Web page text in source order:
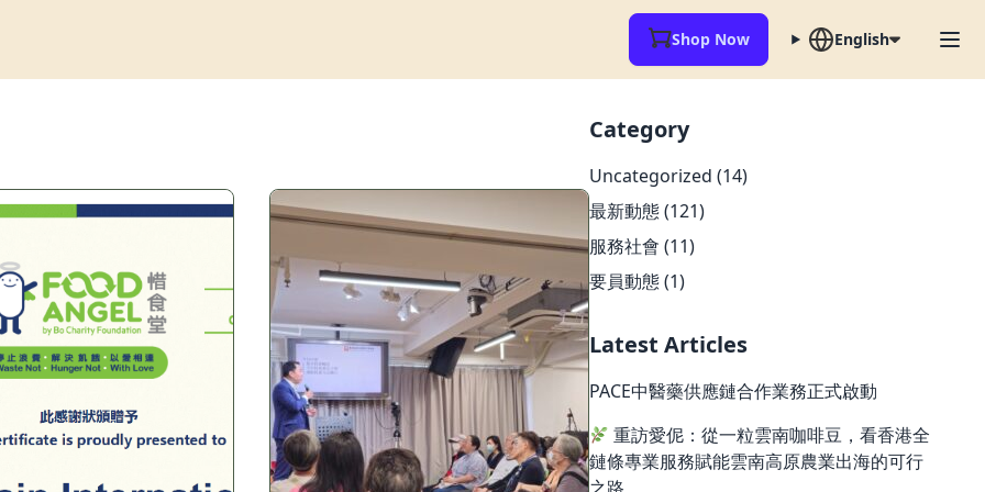
Shop Now English
Category
Uncategorized (14)
最新動態(121)
服務社會 (11)
要員動態(1)
Latest Articles
PACE中醫藥供應鏈合作業務正式啟動
重訪愛伲：從一粒雲南咖啡豆，看香港全
鏈條專業服務賦能雲南高原農業出海的可行